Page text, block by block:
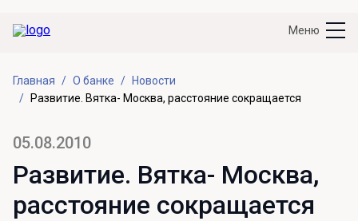
Меню
Главная О банке
Новости
Развитие. Вятка- Москва, расстояние сокращается
05.08.2010
Развитие. Вятка- Москва,
расстояние сокращается